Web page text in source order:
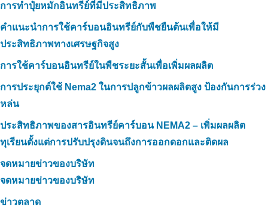
การทำปุ๋ยหมักอินทรีย์ที่มีประสิทธิภาพ
คำแนะนำการใช้คาร์บอนอินทรีย์กับพืชยืนต้นเพื่อให้มี
ประสิทธิภาพทางเศรษฐกิจสูง
การใช้คาร์บอนอินทรีย์ในพืชระยะสั้นเพื่อเพิ่มผลผลิต
การประยุกต์ใช้ Nema2 ในการปลูกข้าวผลผลิตสูง ป้องกันการร่วง
หล่น
ประสิทธิภาพของสารอินทรีย์คาร์บอน NEMA2 – เพิ่มผลผลิต
ทุเรียนตั้งแต่การปรับปรุงดินจนถึงการออกดอกและติดผล
จดหมายข่าวของบริษัท
จดหมายข่าวของบริษัท
ข่าวตลาด